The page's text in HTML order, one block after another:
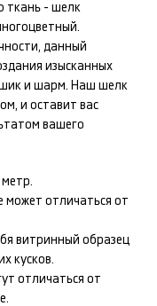
ткань - шелк
.
данный
изысканных
шик и шарм. Наш шелк
и оставит вас
вашего
отличаться от
витринный образец
кусков.
отличаться от